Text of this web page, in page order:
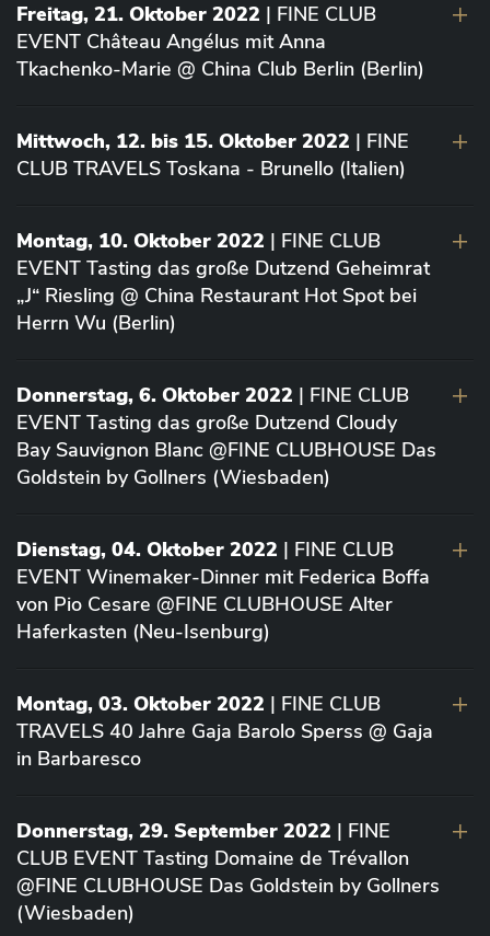
Freitag, 21. Oktober 2022 | FINE CLUB
EVENT Château Angélus mit Anna
Tkachenko-Marie @ China Club Berlin (Berlin)
Mittwoch, 12. bis 15. Oktober 2022 | FINE
CLUB TRAVELS Toskana - Brunello (Italien)
Montag, 10. Oktober 2022 | FINE CLUB
EVENT Tasting das große Dutzend Geheimrat
„J“ Riesling @ China Restaurant Hot Spot bei
Herrn Wu (Berlin)
Donnerstag, 6. Oktober 2022 | FINE CLUB
EVENT Tasting das große Dutzend Cloudy
Bay Sauvignon Blanc @FINE CLUBHOUSE Das
Goldstein by Gollners (Wiesbaden)
Dienstag, 04. Oktober 2022 | FINE CLUB
EVENT Winemaker-Dinner mit Federica Boffa
von Pio Cesare @FINE CLUBHOUSE Alter
Haferkasten (Neu-Isenburg)
Montag, 03. Oktober 2022 | FINE CLUB
TRAVELS 40 Jahre Gaja Barolo Sperss @ Gaja
in Barbaresco
Donnerstag, 29. September 2022 | FINE
CLUB EVENT Tasting Domaine de Trévallon
@FINE CLUBHOUSE Das Goldstein by Gollners
(Wiesbaden)